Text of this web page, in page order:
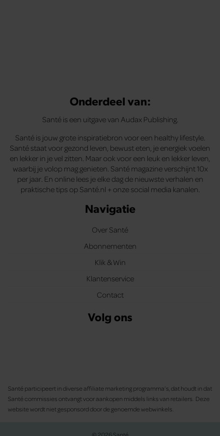
Onderdeel van:
Santé is een uitgave van Audax Publishing.
Santé is jouw grote inspiratiebron voor een healthy lifestyle.
Santé staat voor gezond leven, bewust eten, je energiek voelen
en lekker in je vel zitten. Maar ook voor een leuk en lekker leven,
waarbij je volop mag genieten. Santé magazine verschijnt 10x
per jaar. En online lees je elke dag de nieuwste verhalen en
praktische tips op Santé.nl + onze social media kanalen.
Navigatie
Over Santé
Abonnementen
Klik & Win
Klantenservice
Contact
Volg ons
Santé participeert in diverse affiliate marketing programma’s, dat houdt in dat
Santé commissies ontvangt voor aankopen middels links van retailers. Deze
website wordt niet gesponsord door de genoemde webwinkels.